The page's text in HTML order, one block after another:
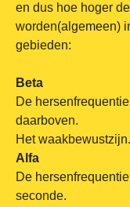
en dus hoe hoger
worden(algemeen)
gebieden:
Beta
De
daarboven.
Het waakbewustzijn.
Alfa
De
seconde.